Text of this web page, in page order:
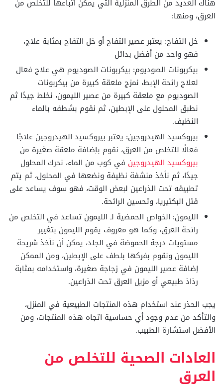
هناك العديد من الطرق المنزلية التي يمكن اتباعها للتخلص من
العرق، ومنها:
خل التفاح: يعتبر عصير التفاح أو خل التفاح بمثابة علاج،
فهو واحد من أفضل بدائل
بيكربونات الصوديوم: بيكربونات الصوديوم هي علاج فعال
لعلاج رائحة الإبط، نمزج ملعقة كبيرة من بيكربونات
الصوديوم مع ملعقة كبيرة من عصير الليمون، نخلط جيدًا ثم
نطبق المحلول على الإبطين، ثم نقوم بشطفه بالماء
النظيف.
بيروكسيد الهيدروجين: يعتبر بيروكسيد الهيدروجين علاجًا
فعالًا للتخلص من العرق، نقوم بإضافة ملعقة صغيرة من
بيروكسيد الهيدروجين في كوب من الماء، نحرك المحلول
جيدًا، ثم نأخذ منشفة نظيفة ونضعها في المحلول، ثم يتم
تطبيقه تحت الذراعين لبعض الوقت، فهو سوف يساعد على
قتل البكتيريا، وتحسين الرائحة.
الليمون: الخواص الحمضية لـ الليمون تساعد في التخلص من
رائحة العرق، وكما هو معروف يقوم الليمون بتغيير
مستويات درجة الحموضة في الجلد، يمكن أن نأخذ شريحة
الليمون ونقوم بفركها بلطف على الإبطين، ومن الممكن
إضافة عصير الليمون في زجاجة صغيرة، واستخدامه بمثابة
رذاذ طبيعي أو مزيل العرق تحت الذراعين.
يجب الحذر عند استخدام هذه المنتجات الطبيعية في المنزل،
والتأكد من عدم وجود أي حساسية اتجاه هذه المنتجات، ومن
الأفضل استشارة الطبيب.
العادات الصحية للتخلص من
العرق